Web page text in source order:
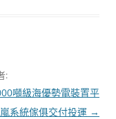
:
噸級海優勢電裝置平
系統傢俱交付投運 →